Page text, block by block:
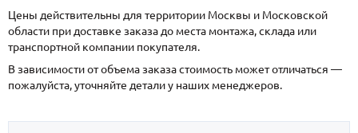
Цены действительны для территории Москвы и Московской
области при доставке заказа до места монтажа, склада или
транспортной компании покупателя.
В зависимости от объема заказа стоимость может отличаться —
пожалуйста, уточняйте детали у наших менеджеров.